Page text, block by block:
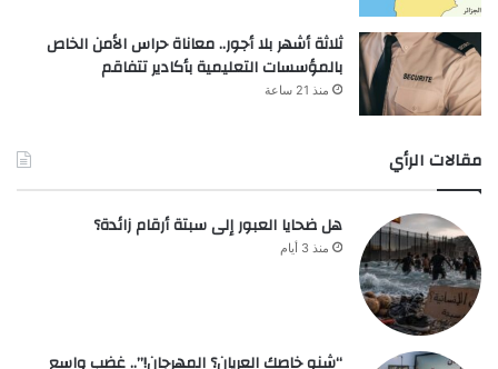
ثلاثة أشهر بلا أجور.. معاناة حراس الأمن الخاص
بالمؤسسات التعليمية بأكادير تتفاقم
منذ 21 ساعة
مقالات الرأي
هل ضحايا العبور إلى سبتة أرقام زائدة؟
منذ 3 أيام
“شنو خاصك العريان؟ المهرجان!”.. غضب واسع